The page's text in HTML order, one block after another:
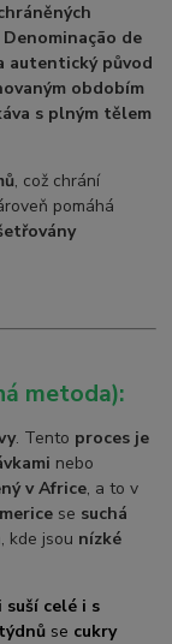
de
autentický původ
obdobím
s plným tělem
, což chrání
pomáhá
metoda):
. Tento proces je
nebo
v Africe, a to v
se suchá
kde jsou nízké
celé i s
se cukry